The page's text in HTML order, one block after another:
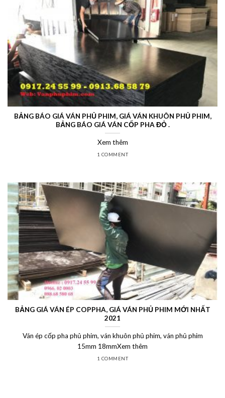
BẢNG BÁO GIÁ VÁN PHỦ PHIM, GIÁ VÁN KHUÔN PHỦ PHIM,
BẢNG BÁO GIÁ VÁN CỐP PHA ĐỎ .
Xem thêm
1 COMMENT
BẢNG GIÁ VÁN ÉP COPPHA, GIÁ VÁN PHỦ PHIM MỚI NHẤT
2021
Ván ép cốp pha phủ phim, ván khuôn phủ phim, ván phủ phim
15mm 18mmXem thêm
1 COMMENT